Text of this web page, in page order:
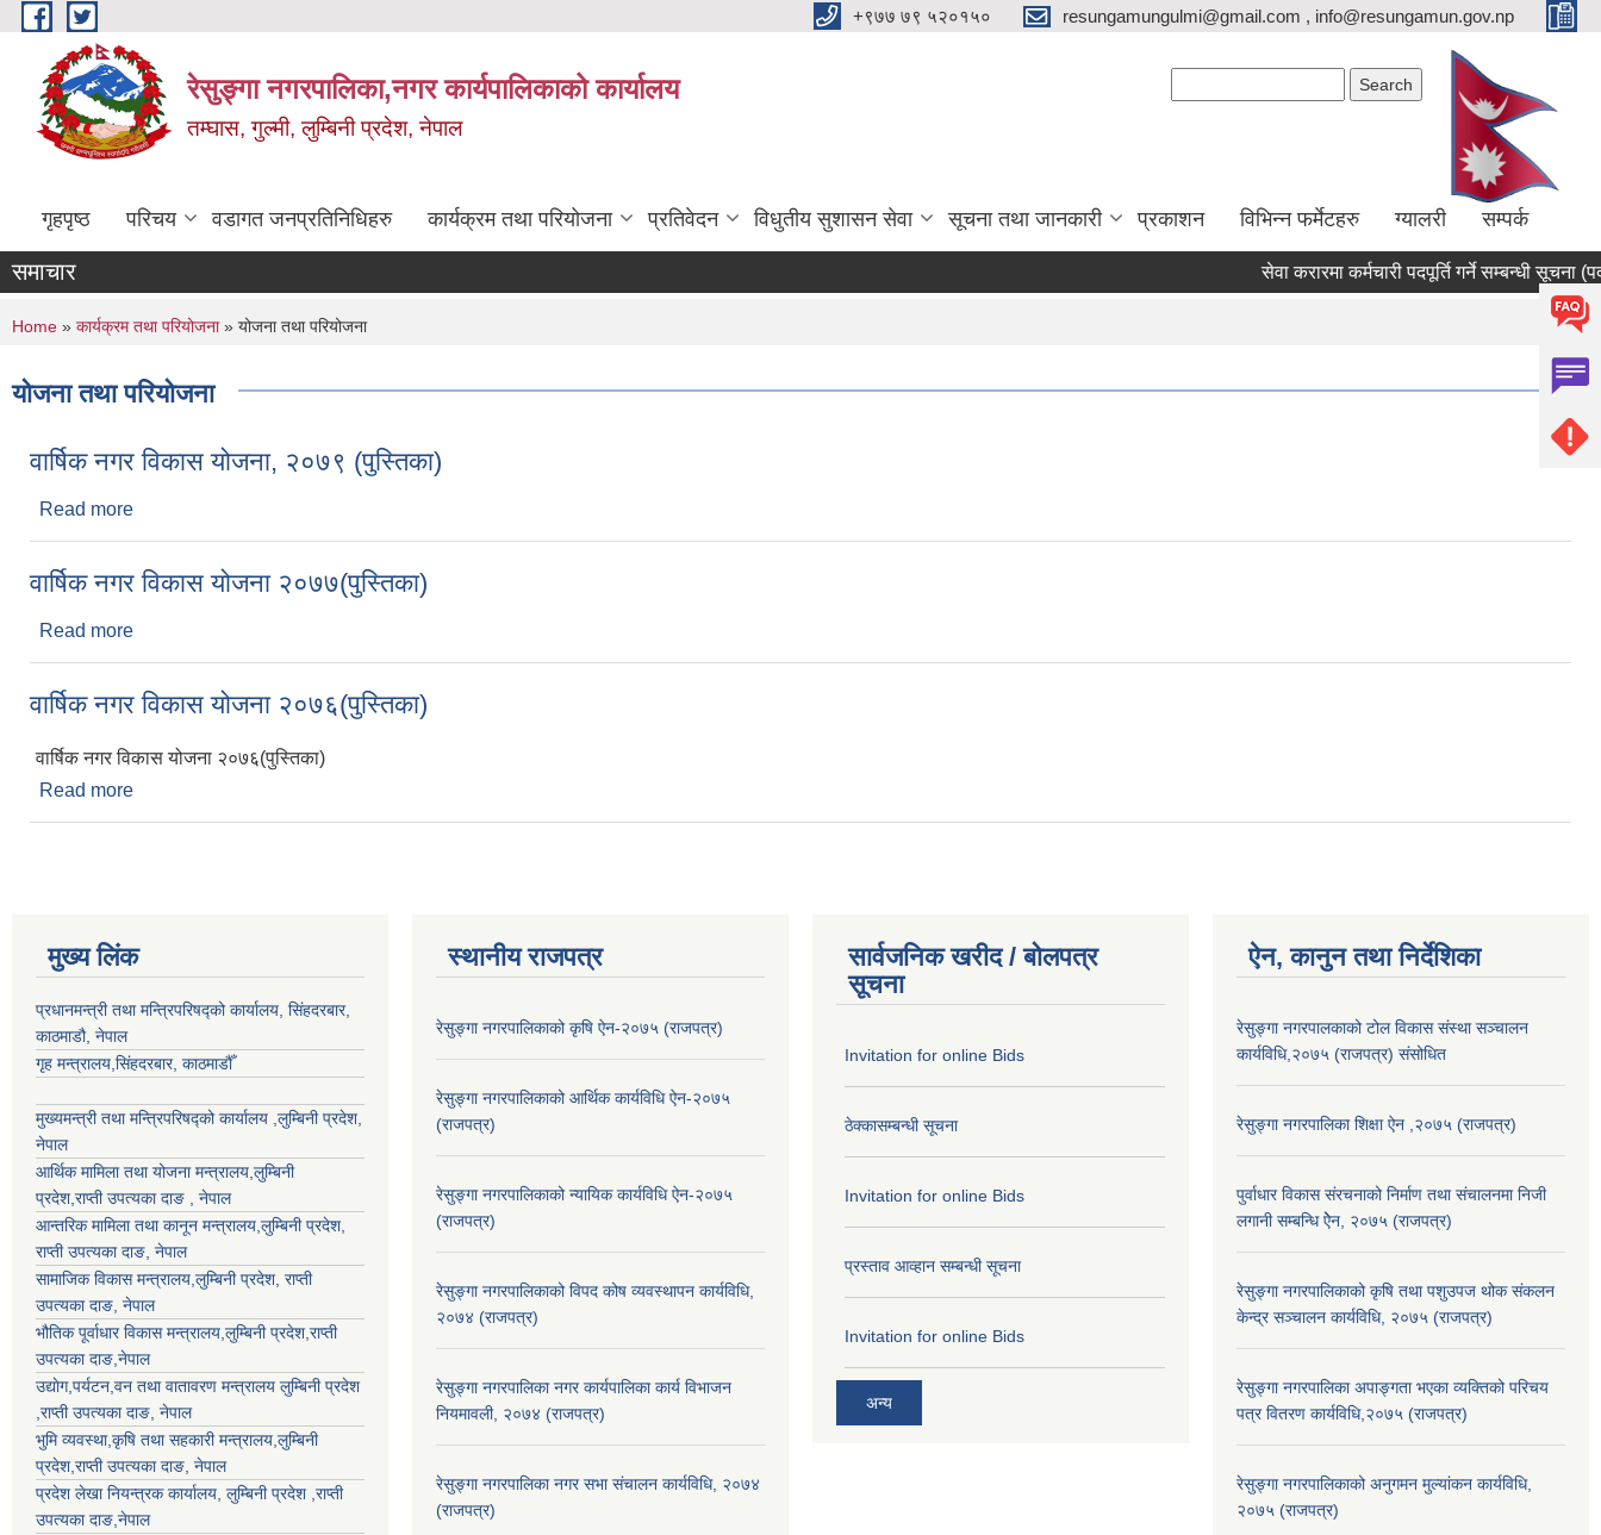
Skip to main content +९७७ ७९ ५२०१५० resungamungulmi@gmail.com , info@resungamun.gov.np
रेसुङ्गा नगरपालिका,नगर कार्यपालिकाको कार्यालय
तम्घास, गुल्मी, लुम्बिनी प्रदेश, नेपाल
गृहपृष्ठ परिचय वडागत जनप्रतिनिधिहरु कार्यक्रम तथा परियोजना प्रतिवेदन विधुतीय सुशासन सेवा सूचना तथा जानकारी प्रकाशन विभिन्न फर्मेटहरु ग्यालरी सम्पर्क
समाचार सेवा करारमा कर्मचारी पदपूर्ति गर्ने सम्बन्धी सूचना (पदः
You are here
Home » कार्यक्रम तथा परियोजना» योजना तथा परियोजना
योजना तथा परियोजना
वार्षिक नगर विकास योजना, २०७९ (पुस्तिका)
Read more
वार्षिक नगर विकास योजना २०७७(पुस्तिका)
Read more
वार्षिक नगर विकास योजना २०७६(पुस्तिका)
वार्षिक नगर विकास योजना २०७६(पुस्तिका)
Read more
मुख्य लिंक
प्रधानमन्त्री तथा मन्त्रिपरिषद्को कार्यालय, सिंहदरबार,
काठमाडौ, नेपाल
गृह मन्त्रालय,सिंहदरबार, काठमाडौँ
मुख्यमन्त्री तथा मन्त्रिपरिषद्को कार्यालय ,लुम्बिनी प्रदेश,
नेपाल
आर्थिक मामिला तथा योजना मन्त्रालय, लुम्बिनी
प्रदेश ,राप्ती उपत्यका दाङ , नेपाल
आन्तरिक मामिला तथा कानून मन्त्रालय, लुम्बिनी प्रदेश
राप्ती उपत्यका दाङ , नेपाल
सामाजिक विकास मन्त्रालय, लुम्बिनी प्रदेश राप्ती
उपत्यका दाङ , नेपाल
भौतिक पूर्वाधार विकास मन्त्रालय, लुम्बिनी प्रदेश राप्ती
उपत्यका दाङ ,नेपाल
उद्याेग,पर्यटन,वन तथा वातावरण मन्त्रालय लुम्बिनी प्रदेश
राप्ती उपत्यका दाङ , नेपाल
भुमि व्यवस्था,कृषि तथा सहकारी मन्त्रालय, लुम्बिनी
प्रदेश राप्ती उपत्यका दाङ , नेपाल
प्रदेश लेखा नियन्त्रक कार्यालय, लुम्बिनी प्रदेश राप्ती
उपत्यका दाङ ,नेपाल
स्थानीय राजपत्र
रेसुङ्गा नगरपालिकाको कृषि ऐन-२०७५ (राजपत्र)
रेसुङ्गा नगरपालिकाको आर्थिक कार्यविधि ऐन-२०७५
(राजपत्र)
रेसुङ्गा नगरपालिकाको न्यायिक कार्यविधि ऐन-२०७५
(राजपत्र)
रेसुङ्गा नगरपालिकाको विपद कोष व्यवस्थापन कार्यविधि,
२०७४ (राजपत्र)
रेसुङ्गा नगरपालिका नगर कार्यपालिका कार्य विभाजन
नियमावली, २०७४ (राजपत्र)
रेसुङ्गा नगरपालिका नगर सभा संचालन कार्यविधि, २०७४
(राजपत्र)
सार्वजनिक खरीद / बोलपत्र
सूचना
Invitation for online Bids
ठेक्कासम्बन्धी सूचना
Invitation for online Bids
प्रस्ताव आव्हान सम्बन्धी सूचना
Invitation for online Bids
अन्य
ऐन, कानुन तथा निर्देशिका
रेसुङ्गा नगरपालकाको टोल विकास संस्था सञ्चालन
कार्यविधि,२०७५ (राजपत्र) संसोधित
रेसुङ्गा नगरपालिका शिक्षा ऐन ,२०७५ (राजपत्र)
पुर्वाधार विकास संरचनाको निर्माण तथा स‌ंचालनमा निजी
लगानी सम्बन्धि ऐेन, २०७५ (राजपत्र)
रेसुङ्गा नगरपालिकाको कृषि तथा पशुउपज थोक संकलन
केन्द्र सञ्चालन कार्यविधि, २०७५ (राजपत्र)
रेसुङ्गा नगरपालिका अपाङ्गता भएका व्यक्तिको परिचय
पत्र वितरण कार्यविधि,२०७५ (राजपत्र)
रेसुङ्गा नगरपालिकाको अनुगमन मुल्यांकन कार्यविधि,
२०७५ (राजपत्र)